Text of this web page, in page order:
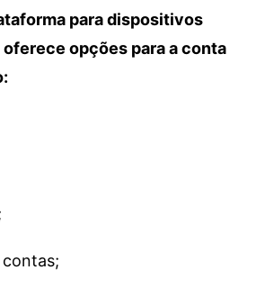
para dispositivos
opções para a conta